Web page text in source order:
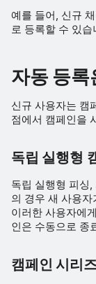
예를 들어, 신규
로 등록할 수 있습
자동 등록
신규 사용자는 캠
점에서 캠페인을
독립 실행형
독립 실행형 피싱
의 경우 새 사용
이러한 사용자에
인은 수동으로 종
캠페인 시리